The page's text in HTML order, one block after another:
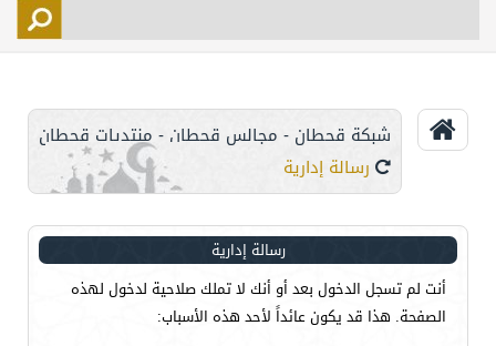
التحكم
شبكة قحطان - مجالس قحطان - منتديات قحطان
رسالة إدارية
رسالة إدارية
أنت لم تسجل الدخول بعد أو أنك لا تملك صلاحية لدخول لهذه
الصفحة. هذا قد يكون عائداً لأحد هذه الأسباب: